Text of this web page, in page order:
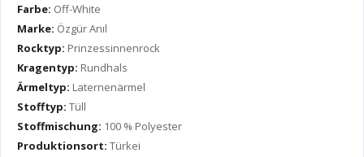
Farbe: Off-White
Marke: Özgür Anıl
Rocktyp: Prinzessinnenrock
Kragentyp: Rundhals
Ärmeltyp: Laternenärmel
Stofftyp: Tüll
Stoffmischung: 100 % Polyester
Produktionsort: Türkei